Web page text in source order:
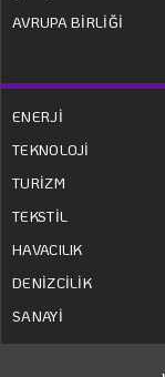
AVRUPA BİRLİĞİ
ENERJİ
TEKNOLOJİ
TURİZM
TEKSTİL
HAVACILIK
DENİZCİLİK
SANAYİ